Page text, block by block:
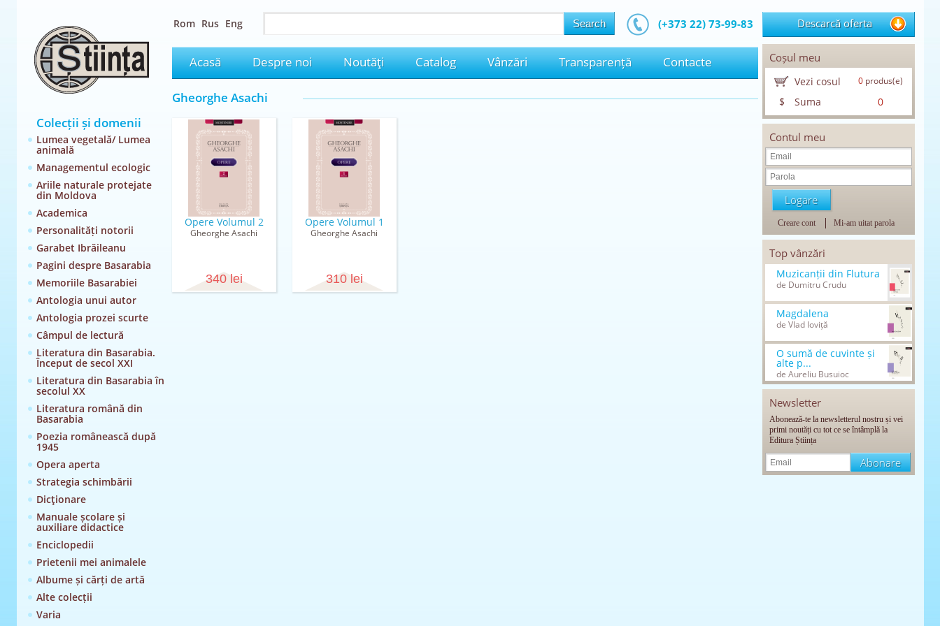
Colecții și domenii
Lumea vegetală/ Lumea
animală
Managementul ecologic
Ariile naturale protejate
din Moldova
Academica
Personalități notorii
Garabet Ibrăileanu
Pagini despre Basarabia
Memoriile Basarabiei
Antologia unui autor
Antologia prozei scurte
Câmpul de lectură
Literatura din Basarabia.
Început de secol XXI
Literatura din Basarabia în
secolul XX
Literatura română din
Basarabia
Poezia românească după
1945
Opera aperta
Strategia schimbării
Dicţionare
Manuale școlare și
auxiliare didactice
Enciclopedii
Prietenii mei animalele
Albume și cărți de artă
Alte colecții
Varia
Rom Rus Eng (+373 22) 73-99-83
Acasă Despre noi Noutăţi Catalog Vânzări Transparență Contacte
Gheorghe Asachi
Opere Volumul 2
Gheorghe Asachi
340 lei
Opere Volumul 1
Gheorghe Asachi
310 lei
Descarcă oferta
Coșul meu
Vezi cosul 0produs(e)
$ Suma 0
Contul meu
Creare cont Mi-am uitat parola
Top vânzări
Muzicanții din Flutura
de Dumitru Crudu
Magdalena
de Vlad Ioviță
O sumă de cuvinte și
alte p...
de Aureliu Busuioc
Newsletter
Abonează-te la newsletterul nostru și vei
primi noutăți cu tot ce se întâmplă la
Editura Știința